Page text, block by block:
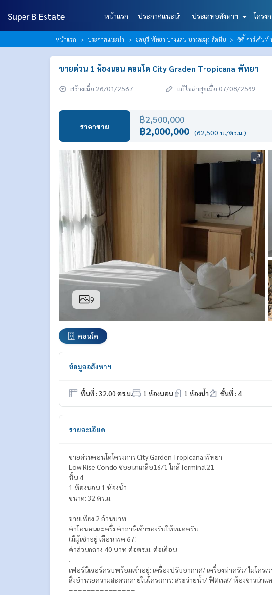
Super B Estate หน้าแรก ประกาศแนะนำ ประเภทอสังหาฯ โครง
หน้าแรก ประกาศแนะนำ ชลบุรี พัทยา บางแสน บางละมุง สัตหีบ ซิตี้ การ์เด้นท์
ขายด่วน 1 ห้องนอน คอนโด City Graden Tropicana พัทยา
สร้างเมื่อ 26/01/2567 แก้ไขล่าสุดเมื่อ 07/08/2569
ราคาขาย
฿2,500,000
฿2,000,000 (62,500 บ./ตร.ม.)
9
คอนโด
ข้อมูลอสังหาฯ
พื้นที่ : 32.00 ตร.ม. 1 ห้องนอน 1 ห้องน้ำ ชั้นที่ : 4
รายละเอียด
ขายด่วนคอนโดโครงการ City Garden Tropicana พัทยา
Low Rise Condo ซอยนาเกลือ16/1 ใกล้ Terminal21
ชั้น 4
1 ห้องนอน 1 ห้องน้ำ
ขนาด: 32 ตร.ม.
ขายเพียง 2 ล้านบาท
ค่าโอนคนละครึ่ง ค่าภาษีเจ้าของรับให้หมดครับ
(มีผู้เช่าอยู่ เดือน พค 67)
ค่าส่วนกลาง 40 บาท ต่อตร.ม. ต่อเดือน
เฟอร์นิเจอร์ครบพร้อมเข้าอยู่: เครื่องปรับอากาศ/ เครื่องทำครัว/ ไมโคร
สิ่งอำนวยความสะดวกภายในโครงการ: สระว่ายน้ำ/ ฟิตเนส/ ห้องซาวน่า
===============